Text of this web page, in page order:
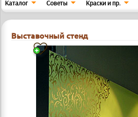
Каталог
Советы Краски и пр.
Выставочный стенд